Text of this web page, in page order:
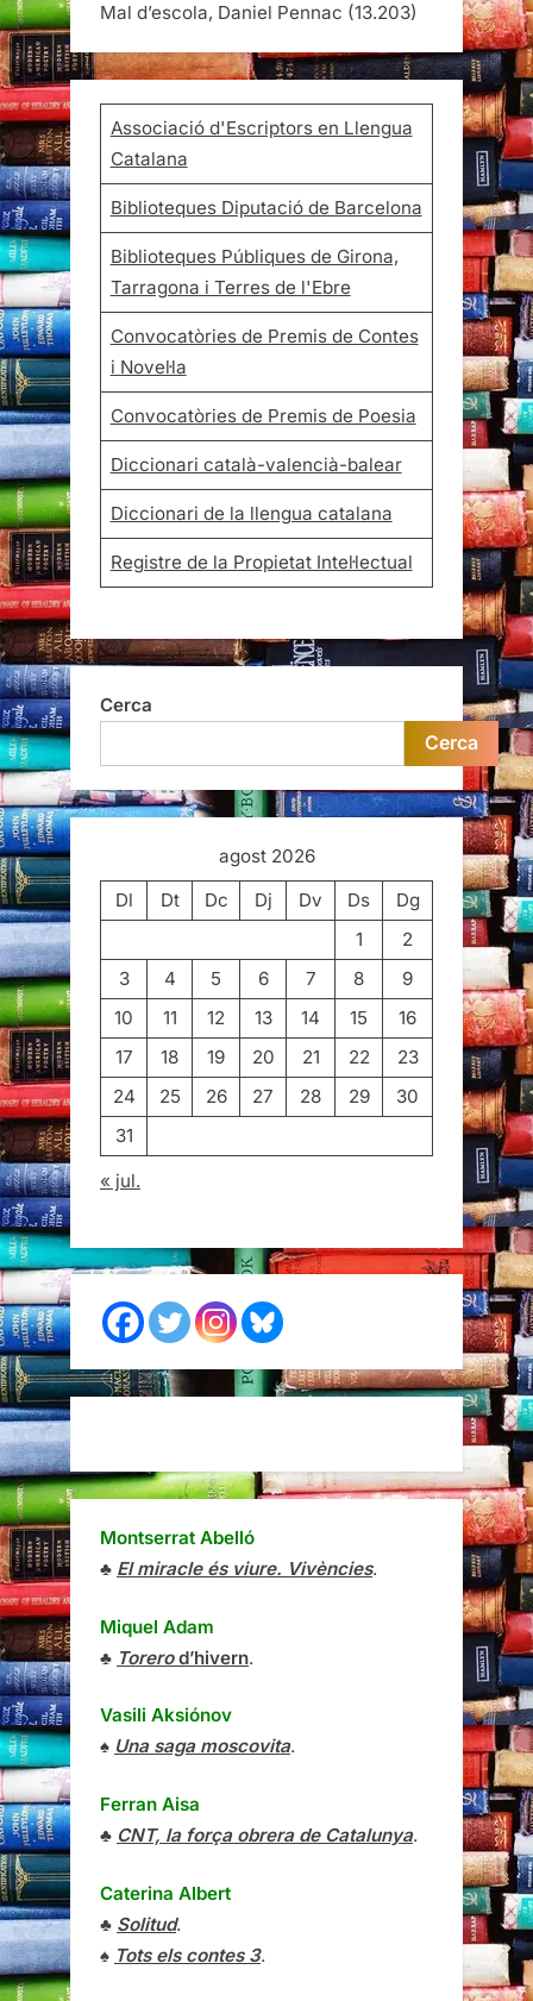
Mal d’escola, Daniel Pennac (13.203)
Associació d'Escriptors en Llengua
Catalana
Biblioteques Diputació de Barcelona
Biblioteques Públiques de Girona,
Tarragona i Terres de l'Ebre
Convocatòries de Premis de Contes
i Novel·la
Convocatòries de Premis de Poesia
Diccionari català-valencià-balear
Diccionari de la llengua catalana
Registre de la Propietat Intel·lectual
Cerca
Cerca
agost 2026
Dl
Dt Dc Dj Dv Ds
Dg
1
2
3
4 5 6 7 8
9
10
11 12 13 14 15
16
17
18 19 20 21 22
23
24
25 26 27 28 29
30
31
« jul.
Montserrat Abelló
♣ El miracle és viure. Vivències.
Miquel Adam
♣ Torerod’hivern.
Vasili Aksiónov
♠ Una saga moscovita.
Ferran Aisa
♣ CNT, la força obrera de Catalunya.
Caterina Albert
♣ Solitud.
♠ Tots els contes 3.